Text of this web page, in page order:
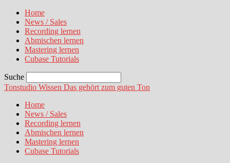
Home
News / Sales
Recording lernen
Abmischen lernen
Mastering lernen
Cubase Tutorials
Suche
Tonstudio Wissen Das gehört zum guten Ton
Home
News / Sales
Recording lernen
Abmischen lernen
Mastering lernen
Cubase Tutorials